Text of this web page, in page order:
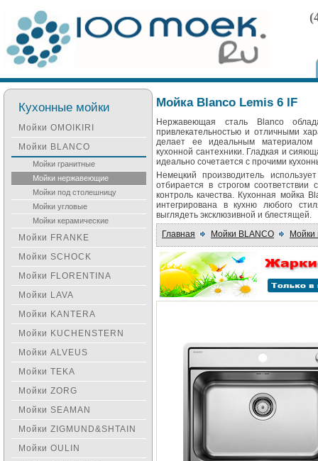
Мойка Blanco Lemis 6 IF
Нержавеющая сталь Blanco
привлекательностью и отличными
делает ее идеальным материалом
кухонной сантехники. Гладкая и
идеально сочетается с прочими
Немецкий производитель
отбирается в строгом
контроль качества. Кухонная мойка
интегрирована в кухню любого
выглядеть эксклюзивной и блестящей.
Главная
Мойки BLANCO
Кухонные мойки
Мойки OMOIKIRI
Мойки BLANCO
Мойки гранитные
Мойки нержавеющие
Мойки под столешницу
Мойки угловые
Мойки керамические
Мойки FRANKE
Мойки SCHOCK
Мойки FLORENTINA
Мойки LAVA
Мойки KANTERA
Мойки KUCHENSTERN
Мойки ALVEUS
Мойки TEKA
Мойки ZORG
Мойки SEAMAN
Мойки ZIGMUND&SHTAIN
Мойки OULIN